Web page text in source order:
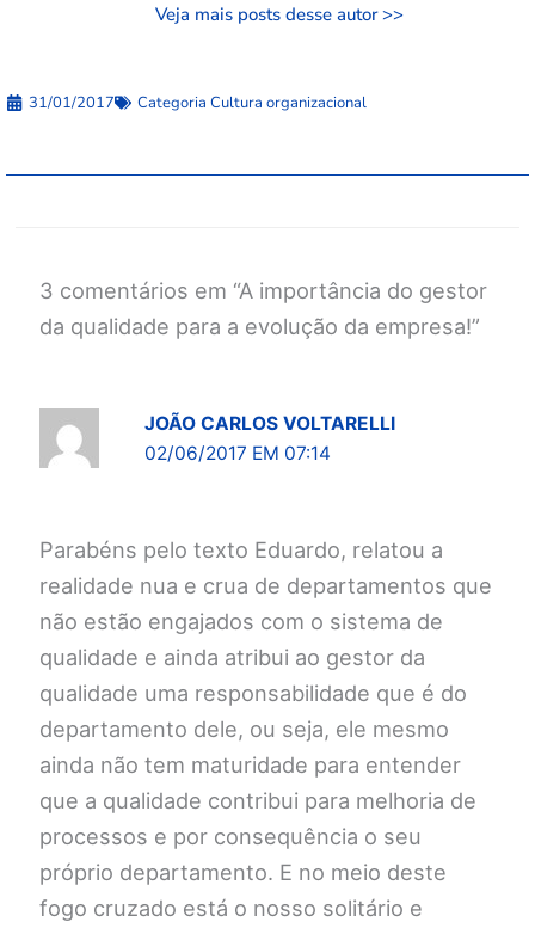
Veja mais posts desse autor >>
31/01/2017 Categoria Cultura organizacional
3 comentários em “A importância do gestor
da qualidade para a evolução da empresa!”
JOÃO CARLOS VOLTARELLI
02/06/2017 EM 07:14
Parabéns pelo texto Eduardo, relatou a
realidade nua e crua de departamentos que
não estão engajados com o sistema de
qualidade e ainda atribui ao gestor da
qualidade uma responsabilidade que é do
departamento dele, ou seja, ele mesmo
ainda não tem maturidade para entender
que a qualidade contribui para melhoria de
processos e por consequência o seu
próprio departamento. E no meio deste
fogo cruzado está o nosso solitário e